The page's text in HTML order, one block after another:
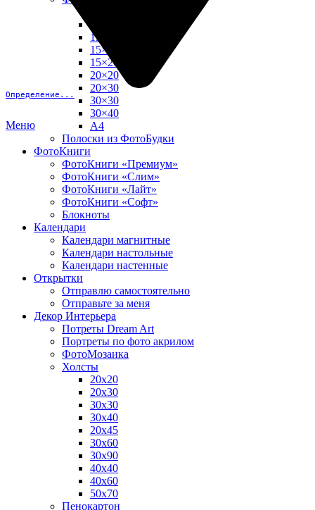
Определение...
Меню
13×18
15×15
15×20
20×20
20×30
30×30
30×40
A4
Полоски из ФотоБудки
ФотоКниги
ФотоКниги «Премиум»
ФотоКниги «Слим»
ФотоКниги «Лайт»
ФотоКниги «Софт»
Блокноты
Календари
Календари магнитные
Календари настольные
Календари настенные
Открытки
Отправлю самостоятельно
Отправьте за меня
Декор Интерьера
Потреты Dream Art
Портреты по фото акрилом
ФотоМозаика
Холсты
20х20
20х30
30х30
30х40
20х45
30х60
30х90
40х40
40х60
50х70
Пенокартон